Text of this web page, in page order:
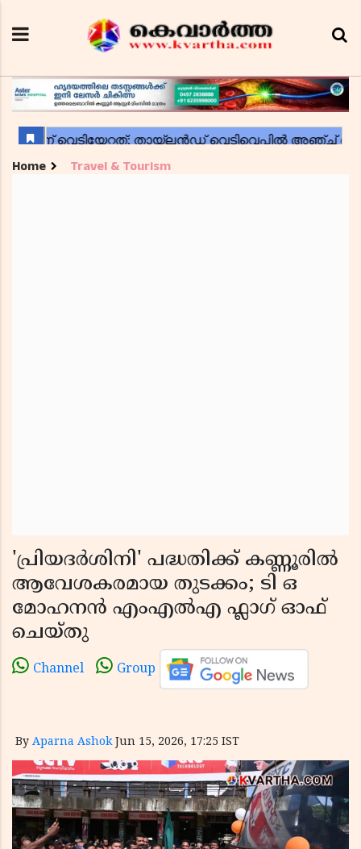
Home Travel & Tourism
'പ്രിയദർശിനി' പദ്ധതിക്ക് കണ്ണൂരിൽ
ആവേശകരമായ തുടക്കം; ടി ഒ
മോഹനൻ എംഎൽഎ ഫ്ലാഗ് ഓഫ്
ചെയ്തു
Channel Group
By Aparna Ashok Jun 15, 2026, 17:25 IST